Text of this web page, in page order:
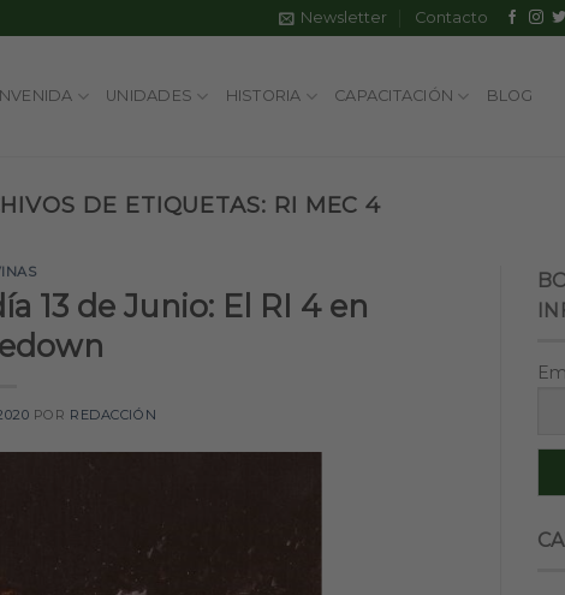
Newsletter Contacto
UNIDADES HISTORIA CAPACITACIÓN BLOG
DE ETIQUETAS: RI MEC 4
13 de Junio: El RI 4 en
POR REDACCIÓN